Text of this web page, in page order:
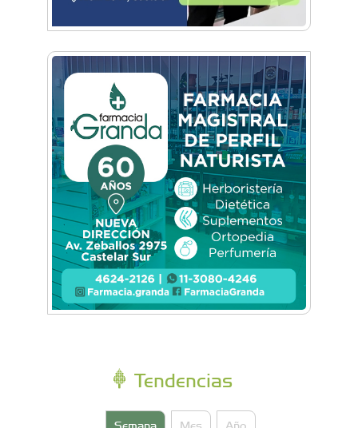
alemán que reunió a estudiantes de
Hurlingham y Quilmes
El día que Castelar creyó que Los Redondos
tocaban en el Club Argentino
Feria Conurbana: Resistencia Gráfica ante las
pantallas y lo intangible
Tendencias
Semana Mes Año